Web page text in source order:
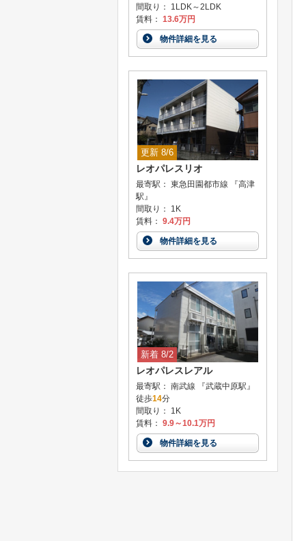
間取り： 1LDK～2LDK
賃料： 13.6万円
物件詳細を見る
更新 8/6
レオパレスリオ
最寄駅： 東急田園都市線 『高津
駅』
間取り： 1K
賃料： 9.4万円
物件詳細を見る
新着 8/2
レオパレスレアル
最寄駅： 南武線 『武蔵中原駅』
徒歩14分
間取り： 1K
賃料： 9.9～10.1万円
物件詳細を見る